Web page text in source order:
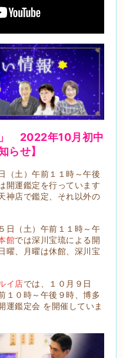
」 2022年10月初中
らせ】
（土）午前１１時～午後
開運鑑定を行っています
神店で鑑定、それ以外の
日（土）午前１１時～午
館では深川宝琉による開
曜、月曜は休館、深川宝
イ店では、１０月９日
１０時～午後９時、博多
運鑑定会 を開催していま